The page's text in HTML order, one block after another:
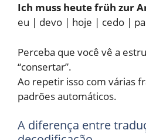
Ich muss heute früh zur
eu | devo | hoje | cedo |
Perceba que você vê a
“consertar”.
Ao repetir isso com várias
padrões automáticos.
A diferença entre